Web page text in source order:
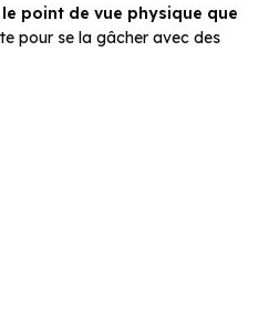
le point de vue physique que
pour se la gâcher avec des